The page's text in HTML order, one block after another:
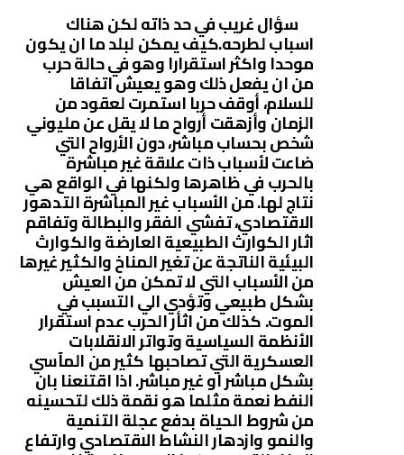
سؤال غريب في حد ذاته لكن هناك
اسباب لطرحه.كيف يمكن لبلد ما ان يكون
موحدا واكثر استقرارا وهو في حالة حرب
من ان يفعل ذلك وهو يعيش اتفاقا
للسلام، أوقف حربا استمرت لعقود من
الزمان وأزهقت أرواح ما لا يقل عن مليوني
شخص بحساب مباشر، دون الأرواح التي
ضاعت لأسباب ذات علاقة غير مباشرة
بالحرب في ظاهرها ولكنها في الواقع هي
نتاج لها. من الأسباب غير المباشرة التدهور
الاقتصادي، تفشي الفقر والبطالة وتفاقم
اثار الكوارث الطبيعية العارضة والكوارث
البيئية الناتجة عن تغير المناخ والكثير غيرها
من الأسباب التي لا تمكن من العيش
بشكل طبيعي وتؤدي الي التسبب في
الموت. كذلك من اثأر الحرب عدم استقرار
الأنظمة السياسية وتواتر الانقلابات
العسكرية التي تصاحبها كثير من المآسي
بشكل مباشر او غير مباشر. اذا اقتنعنا بان
النفط نعمة مثلما هو نقمة ذلك لتحسينه
من شروط الحياة بدفع عجلة التنمية
والنمو وازدهار النشاط الاقتصادي وارتفاع